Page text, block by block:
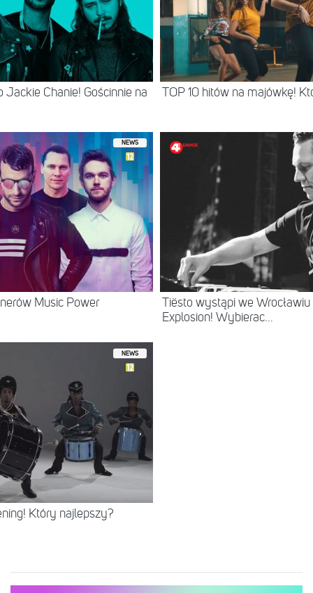
Chanie! Gościnnie na TOP 10 hitów na majówkę!
NEWS
Music Power
Tiësto wystąpi we
Explosion! Wybierac...
NEWS
Który najlepszy?